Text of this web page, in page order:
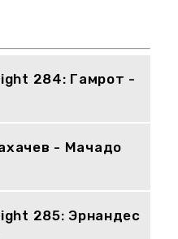
284: Гамрот -
- Мачадо
285: Эрнандес